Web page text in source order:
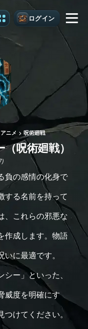
レード ログイン
アニメ 呪術廻戦
呪術廻戦）
負の感情の化身で
する名前を持って
、これらの邪悪な
作成します。物語
に最適です。
ー」といった、
威度を明確にす
けてください。